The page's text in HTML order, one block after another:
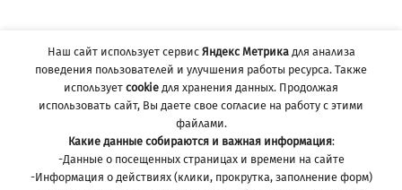
Наш сайт использует сервис Яндекс Метрикадля анализа
поведения пользователей и улучшения работы ресурса. Также
использует cookie для хранения данных. Продолжая
использовать сайт, Вы даете свое согласие на работу с этими
файлами.
Какие данные собираются и важная информация:
-Данные о посещенных страницах и времени на сайте
-Информация о действиях (клики, прокрутка, заполнение форм)